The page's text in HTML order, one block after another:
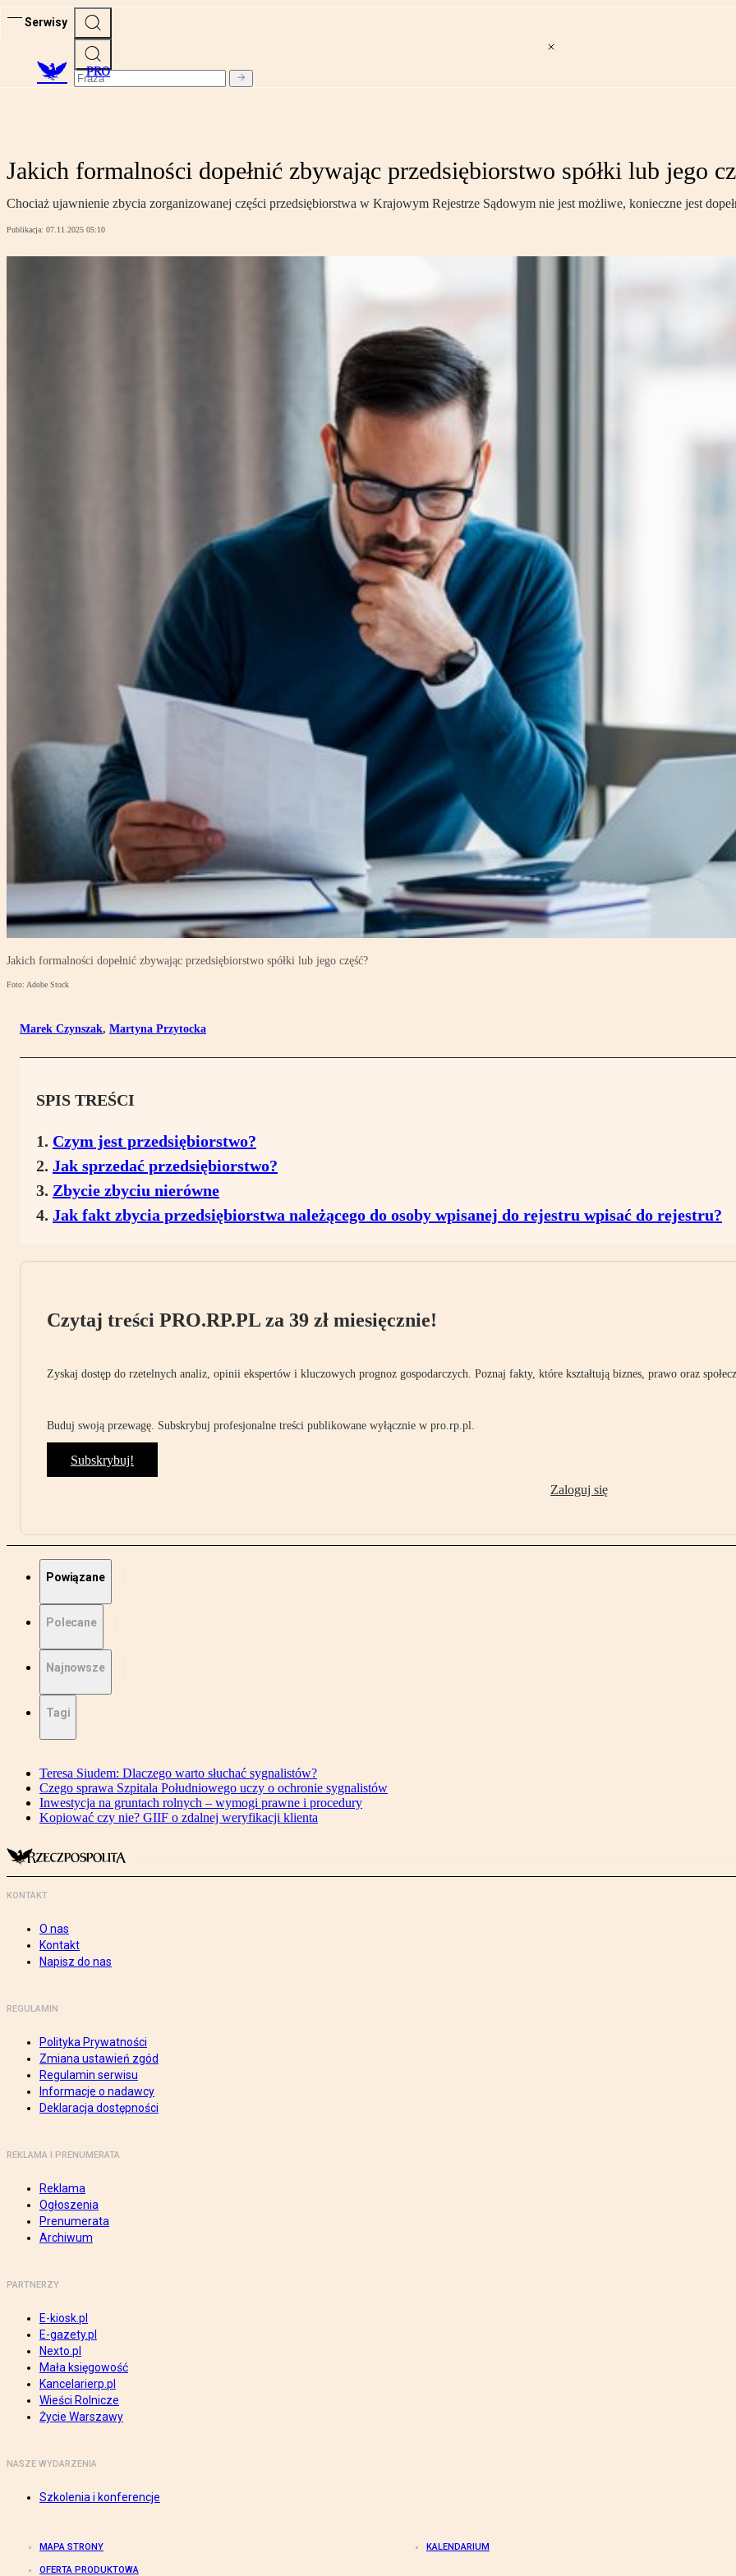
Serwisy
PRO
Jakich formalności dopełnić zbywając przedsiębiorstwo spółki lub jego
Chociaż ujawnienie zbycia zorganizowanej części przedsiębiorstwa w Krajowym Rejestrze Sądowym nie jest możliwe, konieczne jest
Publikacja: 07.11.2025 05:10
Jakich formalności dopełnić zbywając przedsiębiorstwo spółki lub jego część?
Foto: Adobe Stock
Marek Czynszak, Martyna Przytocka
SPIS TREŚCI
Czym jest przedsiębiorstwo?
Jak sprzedać przedsiębiorstwo?
Zbycie zbyciu nierówne
Jak fakt zbycia przedsiębiorstwa należącego do osoby wpisanej do rejestru wpisać do rejestru?
Czytaj treści PRO.RP.PL za 39 zł miesięcznie!
Zyskaj dostęp do rzetelnych analiz, opinii ekspertów i kluczowych prognoz gospodarczych. Poznaj fakty, które kształtują biznes, prawo oraz
Buduj swoją przewagę. Subskrybuj profesjonalne treści publikowane wyłącznie w pro.rp.pl.
Subskrybuj!
Zaloguj się
Powiązane
Polecane
Najnowsze
Tagi
Teresa Siudem: Dlaczego warto słuchać sygnalistów?
Czego sprawa Szpitala Południowego uczy o ochronie sygnalistów
Inwestycja na gruntach rolnych – wymogi prawne i procedury
Kopiować czy nie? GIIF o zdalnej weryfikacji klienta
KONTAKT
O nas
Kontakt
Napisz do nas
REGULAMIN
Polityka Prywatności
Zmiana ustawień zgód
Regulamin serwisu
Informacje o nadawcy
Deklaracja dostępności
REKLAMA I PRENUMERATA
Reklama
Ogłoszenia
Prenumerata
Archiwum
PARTNERZY
E-kiosk.pl
E-gazety.pl
Nexto.pl
Mała księgowość
Kancelarierp.pl
Wieści Rolnicze
Życie Warszawy
NASZE WYDARZENIA
Szkolenia i konferencje
MAPA STRONY KALENDARIUM
OFERTA PRODUKTOWA